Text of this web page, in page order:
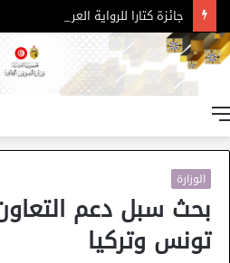
جائزة كتارا للرواية العربية – الدورة 11
الوزارة
بحث سبل دعم
تونس وتركيا